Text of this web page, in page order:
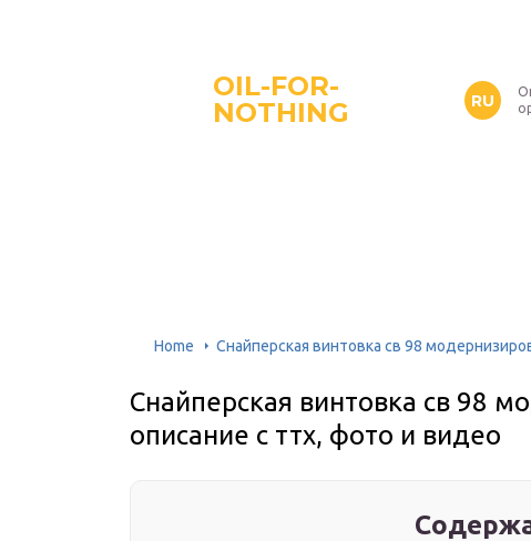
OIL-FOR-
NOTHING
RU
Home Снайперская винтовка св 98
Снайперская винтовка св 98
описание с ттх, фото и видео